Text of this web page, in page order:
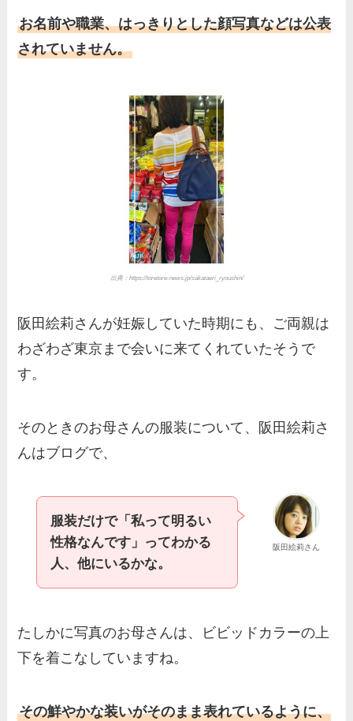
お名前や職業、はっきりとした顔写真などは公表
されていません。
出典：https://toretore-news.jp/sakataeri_ryoushin/
阪田絵莉さんが妊娠していた時期にも、ご両親は
わざわざ東京まで会いに来てくれていたそうで
す。
そのときのお母さんの服装について、阪田絵莉さ
んはブログで、
阪田絵莉さん
服装だけで「私って明るい
性格なんです」ってわかる
人、他にいるかな。
たしかに写真のお母さんは、ビビッドカラーの上
下を着こなしていますね。
その鮮やかな装いがそのまま表れているように、